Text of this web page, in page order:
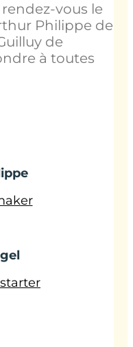
vous le
Philippe de
de
à toutes